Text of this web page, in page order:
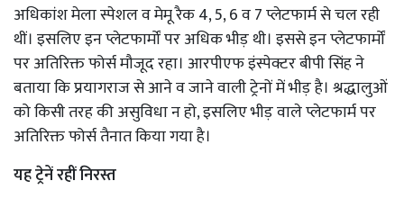
अधिकांश मेला स्पेशल व मेमू रैक 4, 5, 6 व 7 प्लेटफार्म से चल रही
थीं। इसलिए इन प्लेटफार्मों पर अधिक भीड़ थी। इससे इन प्लेटफार्मों
पर अतिरिक्त फोर्स मौजूद रहा। आरपीएफ इंस्पेक्टर बीपी सिंह ने
बताया कि प्रयागराज से आने व जाने वाली ट्रेनों में भीड़ है। श्रद्धालुओं
को किसी तरह की असुविधा न हो, इसलिए भीड़ वाले प्लेटफार्म पर
अतिरिक्त फोर्स तैनात किया गया है।
यह ट्रेनें रहीं निरस्त